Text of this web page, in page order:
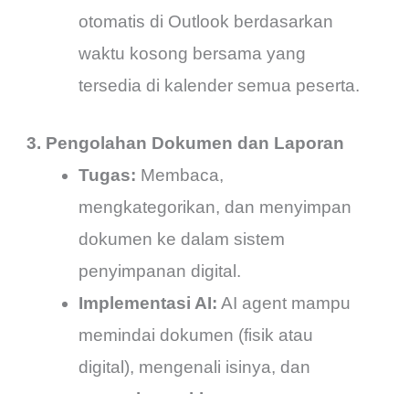
otomatis di Outlook berdasarkan
waktu kosong bersama yang
tersedia di kalender semua peserta.
3. Pengolahan Dokumen dan Laporan
Tugas: Membaca,
mengkategorikan, dan menyimpan
dokumen ke dalam sistem
penyimpanan digital.
Implementasi AI: AI agent mampu
memindai dokumen (fisik atau
digital), mengenali isinya, dan